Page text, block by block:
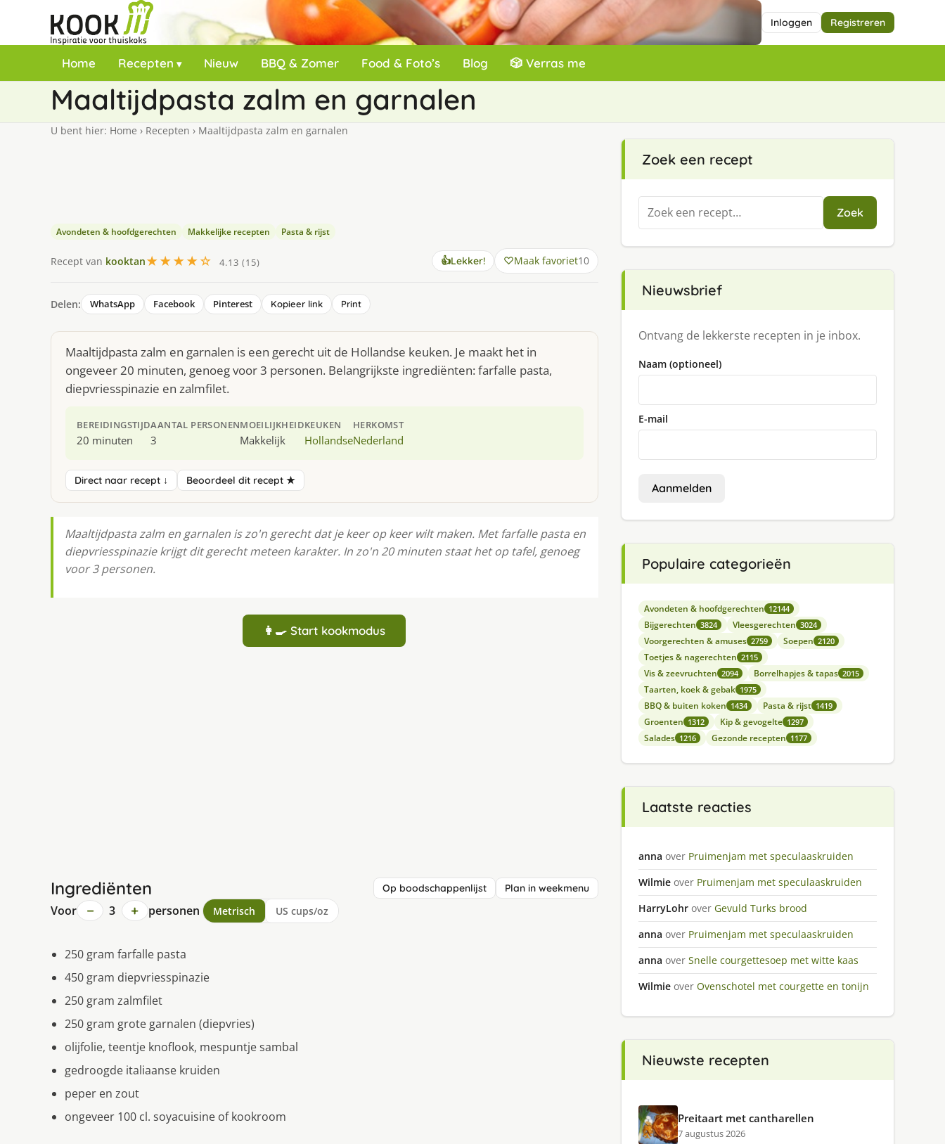
Inloggen Registreren
Home Recepten Nieuw BBQ & Zomer Food & Foto’s Blog 🎲 Verras me
Maaltijdpasta zalm en garnalen
U bent hier: Home › Recepten › Maaltijdpasta zalm en garnalen
Avondeten & hoofdgerechten Makkelijke recepten Pasta & rijst
Recept van kooktan★★★★☆ 4.13 (15) 👍Lekker! Maak favoriet10
Delen: WhatsApp Facebook Pinterest Kopieer link Print
Maaltijdpasta zalm en garnalen is een gerecht uit de Hollandse keuken. Je maakt het in
ongeveer 20 minuten, genoeg voor 3 personen. Belangrijkste ingrediënten: farfalle pasta,
diepvriesspinazie en zalmfilet.
BEREIDINGSTIJD
20 minuten
AANTAL PERSONEN
3
MOEILIJKHEID
Makkelijk
KEUKEN
Hollandse
HERKOMST
Nederland
Direct naar recept ↓ Beoordeel dit recept ★
Maaltijdpasta zalm en garnalen is zo'n gerecht dat je keer op keer wilt maken. Met farfalle pasta en
diepvriesspinazie krijgt dit gerecht meteen karakter. In zo'n 20 minuten staat het op tafel, genoeg
voor 3 personen.
👩‍🍳 Start kookmodus
Ingrediënten Op boodschappenlijst Plan in weekmenu
Voor − 3 + personen Metrisch US cups/oz
250 gram farfalle pasta
450 gram diepvriesspinazie
250 gram zalmfilet
250 gram grote garnalen (diepvries)
olijfolie, teentje knoflook, mespuntje sambal
gedroogde italiaanse kruiden
peper en zout
ongeveer 100 cl. soyacuisine of kookroom
Zoek een recept
Zoeken
naar:
Zoek
Nieuwsbrief
Ontvang de lekkerste recepten in je inbox.
Naam (optioneel)
E-mail
Aanmelden
Populaire categorieën
Avondeten & hoofdgerechten 12144
Bijgerechten 3824 Vleesgerechten 3024
Voorgerechten & amuses 2759 Soepen 2120
Toetjes & nagerechten 2115
Vis & zeevruchten 2094 Borrelhapjes & tapas 2015
Taarten, koek & gebak 1975
BBQ & buiten koken 1434 Pasta & rijst 1419
Groenten 1312 Kip & gevogelte 1297
Salades 1216 Gezonde recepten 1177
Laatste reacties
anna over Pruimenjam met speculaaskruiden
Wilmie over Pruimenjam met speculaaskruiden
HarryLohr over Gevuld Turks brood
anna over Pruimenjam met speculaaskruiden
anna over Snelle courgettesoep met witte kaas
Wilmie over Ovenschotel met courgette en tonijn
Nieuwste recepten
Preitaart met cantharellen
7 augustus 2026